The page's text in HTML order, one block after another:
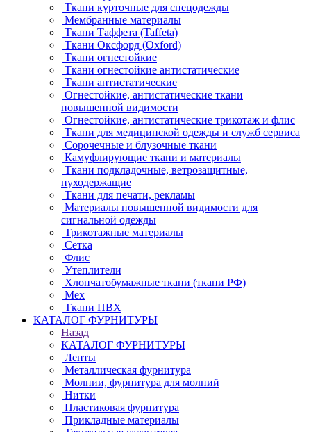
Ткани курточные для спецодежды
Мембранные материалы
Ткани Таффета (Taffeta)
Ткани Оксфорд (Oxford)
Ткани огнестойкие
Ткани огнестойкие антистатические
Ткани антистатические
Огнестойкие, антистатические ткани
повышенной видимости
Огнестойкие, антистатические трикотаж и флис
Ткани для медицинской одежды и служб сервиса
Сорочечные и блузочные ткани
Камуфлирующие ткани и материалы
Ткани подкладочные, ветрозащитные,
пуходержащие
Ткани для печати, рекламы
Материалы повышенной видимости для
сигнальной одежды
Трикотажные материалы
Сетка
Флис
Утеплители
Хлопчатобумажные ткани (ткани РФ)
Мех
Ткани ПВХ
КАТАЛОГ ФУРНИТУРЫ
Назад
КАТАЛОГ ФУРНИТУРЫ
Ленты
Металлическая фурнитура
Молнии, фурнитура для молний
Нитки
Пластиковая фурнитура
Прикладные материалы